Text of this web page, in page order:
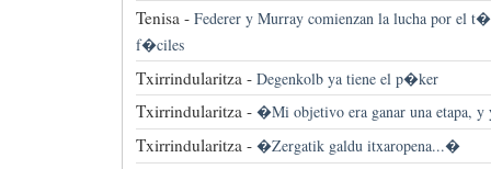
Tenisa - Federer y Murray comienzan la lucha por el
f�ciles
Txirrindularitza - Degenkolb ya tiene el p�ker
Txirrindularitza - �Mi objetivo era ganar una etapa,
Txirrindularitza - �Zergatik galdu itxaropena...�